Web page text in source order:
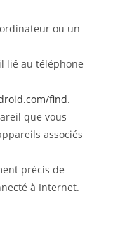
ou un
lié au téléphone
find.
que vous
associés
précis de
à Internet.